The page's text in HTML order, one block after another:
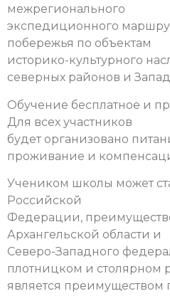
межрегионального
экспедиционного
побережья по объектам
историко-культурного
северных районов и
Обучение бесплатное и
Для всех участников
будет организовано
проживание и
Учеником школы может
Российской
Федерации,
Архангельской области и
Северо-Западного
плотницком и столярном
является преимуществом